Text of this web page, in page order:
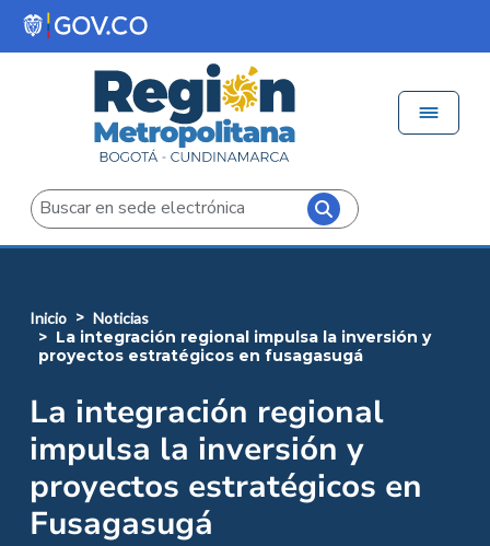
Pasar al contenido principal
Buscar
inicio noticias
la integración regional impulsa la inversión y
proyectos estratégicos en fusagasugá
La integración regional
impulsa la inversión y
proyectos estratégicos en
Fusagasugá